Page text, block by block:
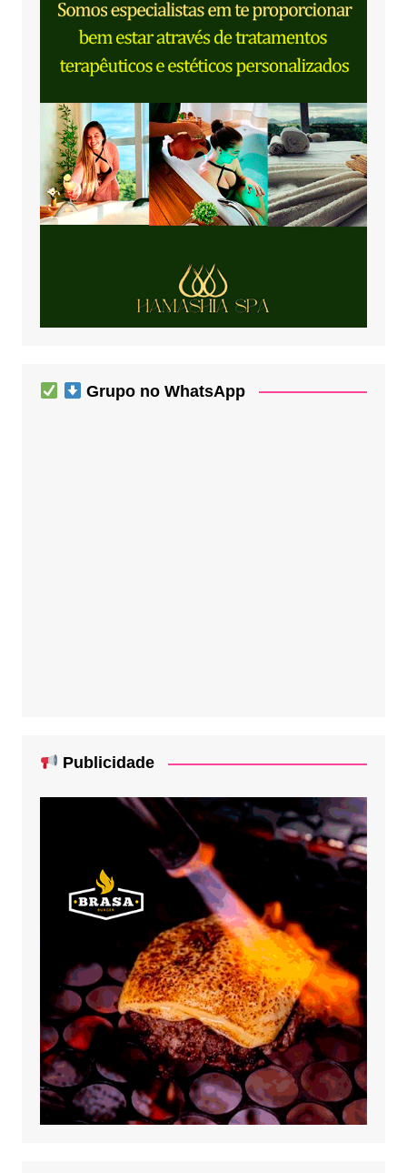
Grupo no WhatsApp
Publicidade